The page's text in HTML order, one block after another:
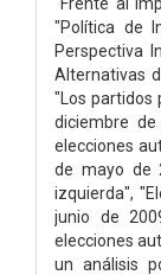
"Política de
Perspectiva
Alternativas
"Los partidos
diciembre de
elecciones
de mayo de
izquierda",
junio de
elecciones
un análisis